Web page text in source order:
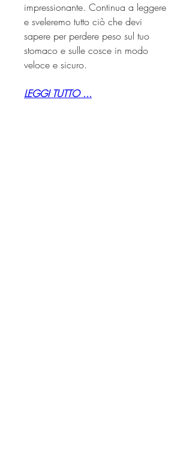
impressionante. Continua a leggere
e sveleremo tutto ciò che devi
sapere per perdere peso sul tuo
stomaco e sulle cosce in modo
veloce e sicuro.
LEGGI TUTTO ...